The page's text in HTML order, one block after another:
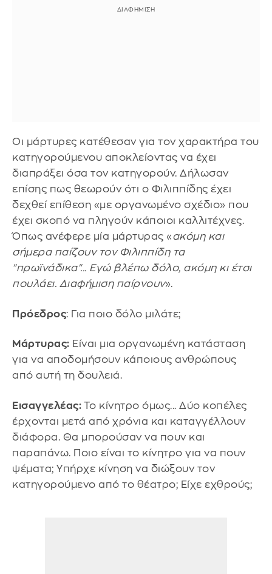
Οι μάρτυρες κατέθεσαν για τον χαρακτήρα του
κατηγορούμενου αποκλείοντας να έχει
διαπράξει όσα τον κατηγορούν. Δήλωσαν
επίσης πως θεωρούν ότι ο Φιλιππίδης έχει
δεχθεί επίθεση «με οργανωμένο σχέδιο» που
έχει σκοπό να πληγούν κάποιοι καλλιτέχνες.
Όπως ανέφερε μία μάρτυρας «ακόμη και
σήμερα παίζουν τον Φιλιππίδη τα
"πρωϊνάδικα"... Εγώ βλέπω δόλο, ακόμη κι έτσι
πουλάει. Διαφήμιση παίρνουν».
Πρόεδρος: Για ποιο δόλο μιλάτε;
Μάρτυρας: Είναι μια οργανωμένη κατάσταση
για να αποδομήσουν κάποιους ανθρώπους
από αυτή τη δουλειά.
Εισαγγελέας: Το κίνητρο όμως... Δύο κοπέλες
έρχονται μετά από χρόνια και καταγγέλλουν
διάφορα. Θα μπορούσαν να πουν και
παραπάνω. Ποιο είναι το κίνητρο για να πουν
ψέματα; Υπήρχε κίνηση να διώξουν τον
κατηγορούμενο από το θέατρο; Είχε εχθρούς;